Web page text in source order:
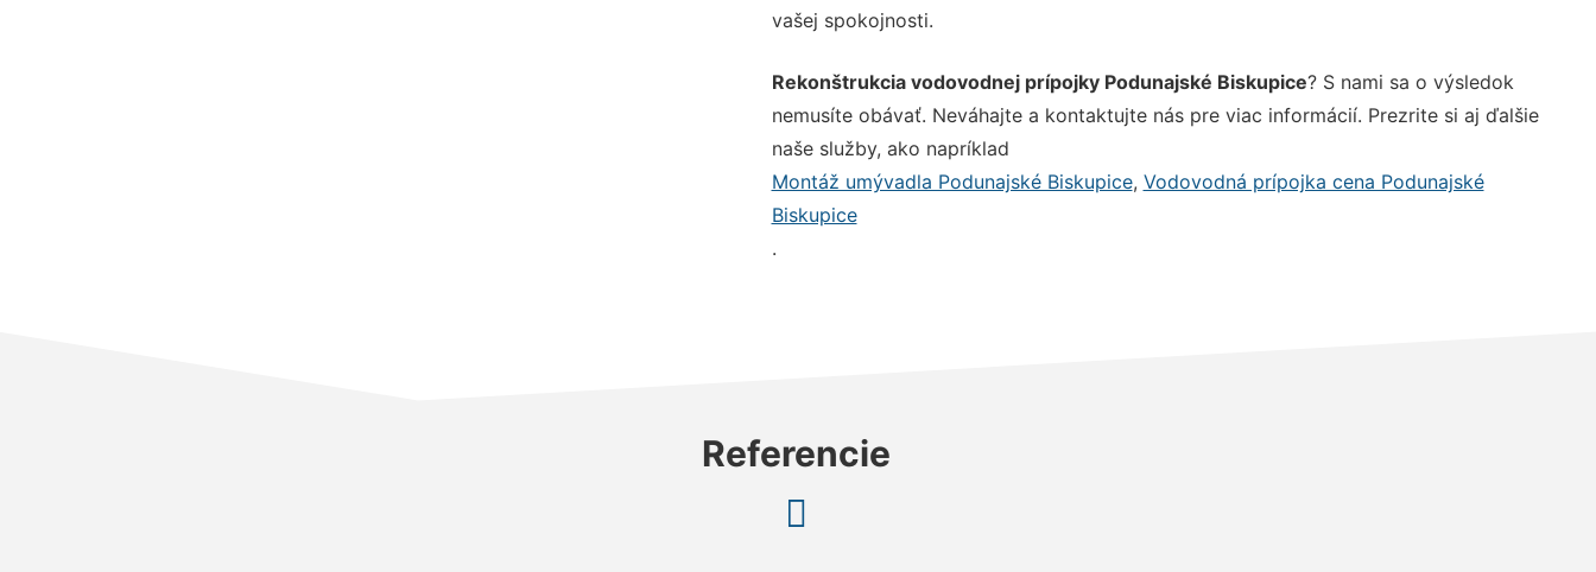
vašej spokojnosti.
Rekonštrukcia vodovodnej prípojky Podunajské Biskupice? S nami sa o výsledok
nemusíte obávať. Neváhajte a kontaktujte nás pre viac informácií. Prezrite si aj ďalšie
naše služby, ako napríklad
Montáž umývadla Podunajské Biskupice, Vodovodná prípojka cena Podunajské
Biskupice
.
Referencie